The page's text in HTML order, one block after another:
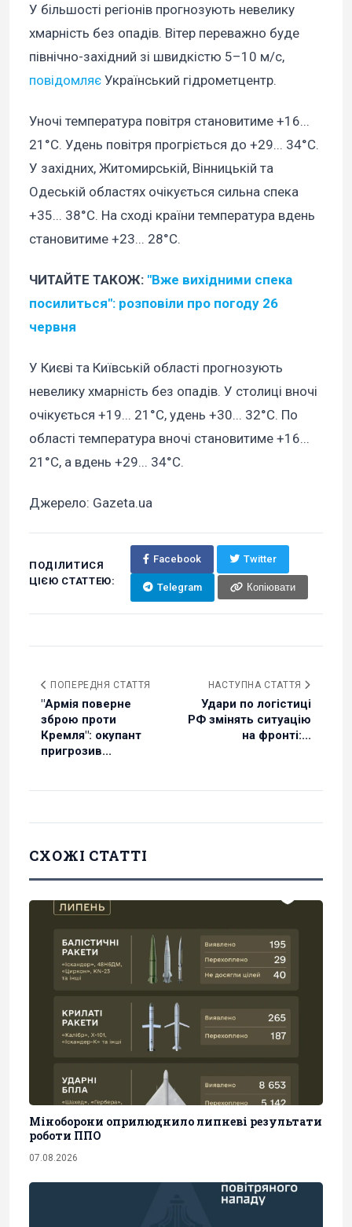
У більшості регіонів прогнозують невелику
хмарність без опадів. Вітер переважно буде
північно-західний зі швидкістю 5–10 м/с,
повідомляє Український гідрометцентр.
Уночі температура повітря становитиме +16...
21°C. Удень повітря прогріється до +29... 34°C.
У західних, Житомирській, Вінницькій та
Одеській областях очікується сильна спека
+35... 38°C. На сході країни температура вдень
становитиме +23... 28°C.
ЧИТАЙТЕ ТАКОЖ: "Вже вихідними спека
посилиться": розповіли про погоду 26
червня
У Києві та Київській області прогнозують
невелику хмарність без опадів. У столиці вночі
очікується +19... 21°C, удень +30... 32°C. По
області температура вночі становитиме +16...
21°C, а вдень +29... 34°C.
Джерело: Gazeta.ua
ПОДІЛИТИСЯ
ЦІЄЮ СТАТТЕЮ:
Facebook Twitter
Telegram Копіювати
ПОПЕРЕДНЯ СТАТТЯ
"Армія поверне
зброю проти
Кремля": окупант
пригрозив...
НАСТУПНА СТАТТЯ
Удари по логістиці
РФ змінять ситуацію
на фронті:...
СХОЖІ СТАТТІ
Міноборони оприлюднило липневі результати
роботи ППО
07.08.2026